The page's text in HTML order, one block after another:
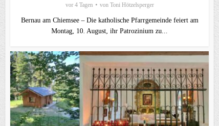
vor 4 Tagen von Toni Hötzelsperger
Bernau am Chiemsee – Die katholische Pfarrgemeinde feiert am
Montag, 10. August, ihr Patrozinium zu...